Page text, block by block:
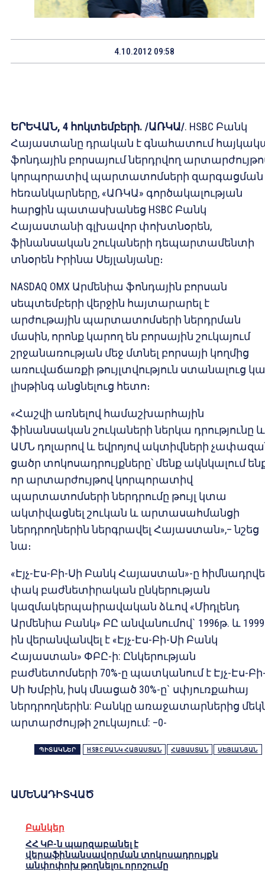
4.10.2012 09:58
ԵՐԵՎԱՆ, 4 հոկտեմբերի. /ԱՌԿԱ/. HSBC Բանկ
Հայաստանը դրական է գնահատում
ֆոնդային բորսայում ներդրվող
կորպորատիվ պարտատոմսերի զարգացման
հեռանկարները, «ԱՌԿԱ» գործակալության
հարցին պատասխանեց HSBC Բանկ
Հայաստանի գլխավոր փոխտնօրեն,
ֆինանսական շուկաների դեպարտամենտի
տնօրեն Իրինա Սեյլանյանը։
NASDAQ OMX Արմենիա ֆոնդային բորսան
սեպտեմբերի վերջին հայտարարել է
արժութային պարտատոմսերի ներդրման
մասին, որոնք կարող են բորսային շուկայում
շրջանառության մեջ մտնել բորսայի կողմից
առուվաճառքի թույլտվություն ստանալուց
լիսթինգ անցնելուց հետո։
«Հաշվի առնելով համաշխարհային
ֆինանսական շուկաների ներկա դրությունը և
ԱՄՆ դոլարով և եվրոյով ակտիվների
ցածր տոկոսադրույքները՝ մենք ակնկալում
որ արտարժույթով կորպորատիվ
պարտատոմսերի ներդրումը թույլ կտա
ակտիվացնել շուկան և արտասահմանցի
ներդրողներին ներգրավել Հայաստան»,– նշեց
նա։
«Էյչ-Էս-Բի-Սի Բանկ Հայաստան»-ը
փակ բաժնետիրական ընկերության
կազմակերպաիրավական ձևով «Միդլենդ
Արմենիա Բանկ» ԲԸ անվանումով` 1996թ. և
ին վերանվանվել է «Էյչ-Էս-Բի-Սի Բանկ
Հայաստան» ՓԲԸ-ի: Ընկերության
բաժնետոմսերի 70%-ը պատկանում է Էյչ-Էս-
Սի Խմբին, իսկ մնացած 30%-ը` սփյուռքահայ
ներդրողներին: Բանկը առաջատարներից
արտարժույթի շուկայում: –0-
ՊԻՏԱԿՆԵՐ HSBC ԲԱՆԿ ՀԱՅԱՍՏԱՆ ՀԱՅԱՍՏԱՆ ՍԵՅԼԱՆՅԱՆ
ԱՄԵՆԱԴԻՏՎԱԾ
Բանկեր
ՀՀ ԿԲ-ն պարզաբանել է
վերաֆինանսավորման տոկոսադրույքն
անփոփոխ թողնելու որոշումը